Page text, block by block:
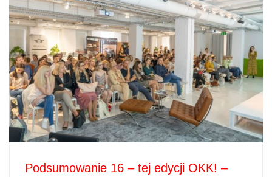
Podsumowanie 16 – tej edycji OKK! –